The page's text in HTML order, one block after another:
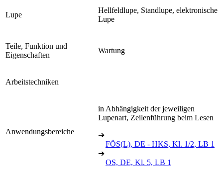
Lupe
Hellfeldlupe, Standlupe, elektronische
Lupe
Teile, Funktion und
Eigenschaften
Wartung
Arbeitstechniken
Anwendungsbereiche
in Abhängigkeit der jeweiligen
Lupenart, Zeilenführung beim Lesen
➔
FÖS(L), DE - HKS, Kl. 1/2, LB 1
➔
OS, DE, Kl. 5, LB 1